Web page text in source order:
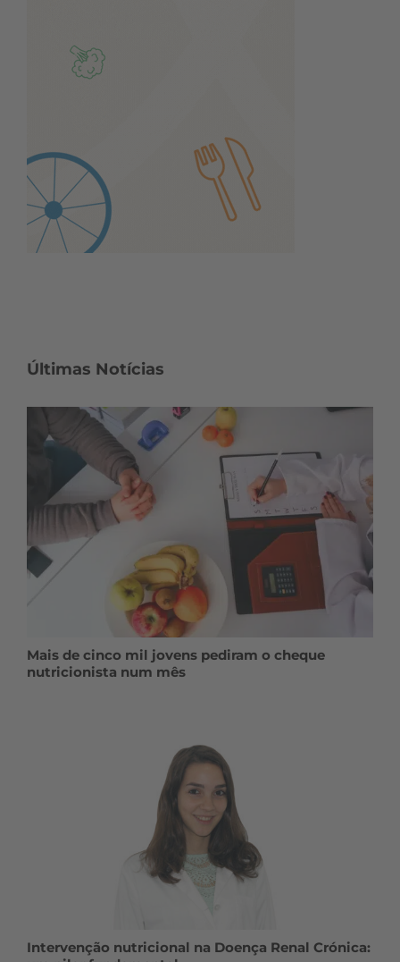
Últimas Notícias
Mais de cinco mil jovens pediram o cheque
nutricionista num mês
Intervenção nutricional na Doença Renal Crónica: